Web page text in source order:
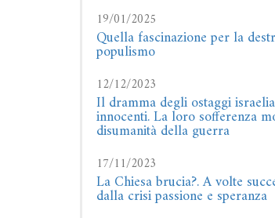
19/01/2025
Quella fascinazione per la
populismo
12/12/2023
Il dramma degli ostaggi
innocenti. La loro sofferenza
disumanità della guerra
17/11/2023
La Chiesa brucia?. A volte
dalla crisi passione e speranza